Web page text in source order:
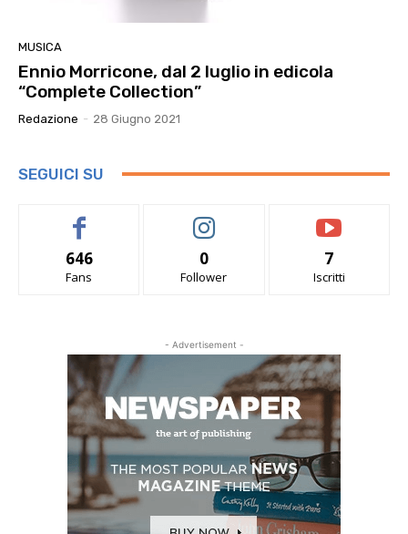
MUSICA
Ennio Morricone, dal 2 luglio in edicola
“Complete Collection”
Redazione - 28 Giugno 2021
SEGUICI SU
646
Fans
0
Follower
7
Iscritti
- Advertisement -